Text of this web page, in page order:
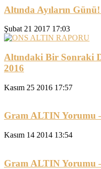
Altında Ayıların
Şubat 21 2017 17:03
Altındaki Bir Sonraki
2016
Kasım 25 2016 17:57
Gram ALTIN Yorumu
Kasım 14 2014 13:54
Gram ALTIN Yorumu